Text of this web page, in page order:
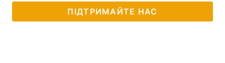
ПІДТРИМАЙТЕ НАС